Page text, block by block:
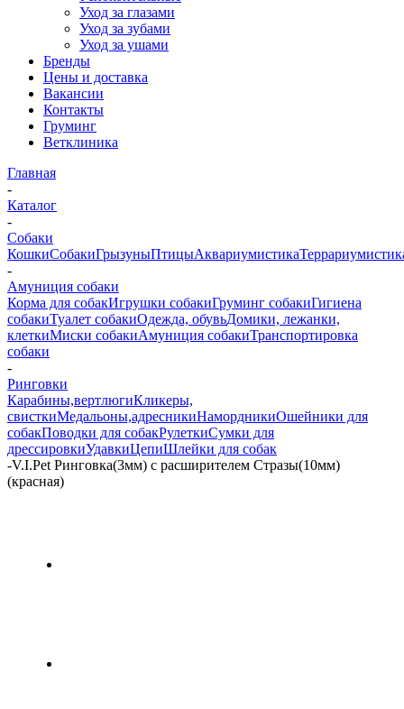
Уход за глазами
Уход за зубами
Уход за ушами
Бренды
Цены и доставка
Вакансии
Контакты
Груминг
Ветклиника
Главная
-
Каталог
-
Собаки
КошкиСобакиГрызуныПтицыАквариумистика
-
Амуниция собаки
Корма для собакИгрушки собакиГруминг собакиГигиена
собакиТуалет собакиОдежда, обувьДомики, лежанки,
клеткиМиски собакиАмуниция собакиТранспортировка
собаки
-
Ринговки
Карабины,вертлюгиКликеры,
свисткиМедальоны,адресникиНамордникиОшейники для
собакПоводки для собакРулеткиСумки для
дрессировкиУдавкиЦепиШлейки для собак
-V.I.Pet Ринговка(3мм) с расширителем Стразы(10мм)
(красная)